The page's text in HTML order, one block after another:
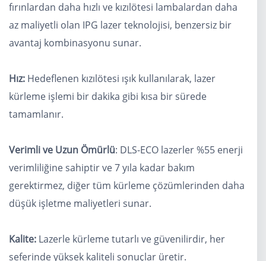
fırınlardan daha hızlı ve kızılötesi lambalardan daha
az maliyetli olan IPG lazer teknolojisi, benzersiz bir
avantaj kombinasyonu sunar.
Hız: Hedeflenen kızılötesi ışık kullanılarak, lazer
kürleme işlemi bir dakika gibi kısa bir sürede
tamamlanır.
Verimli ve Uzun Ömürlü: DLS-ECO lazerler %55 enerji
verimliliğine sahiptir ve 7 yıla kadar bakım
gerektirmez, diğer tüm kürleme çözümlerinden daha
düşük işletme maliyetleri sunar.
Kalite: Lazerle kürleme tutarlı ve güvenilirdir, her
seferinde yüksek kaliteli sonuçlar üretir.